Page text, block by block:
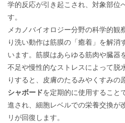
学的反応が引き起こされ、対象部位
す。
メカノバイオロジー分野の科学的観
り洗い動作は筋膜の「癒着」を解消
います。筋膜はあらゆる筋肉や臓器
不足や慢性的なストレスによって脱
りすると、皮膚のたるみやくすみの
シャボードを定期的に使用すること
進され、細胞レベルでの栄養交換が
リが回復します。